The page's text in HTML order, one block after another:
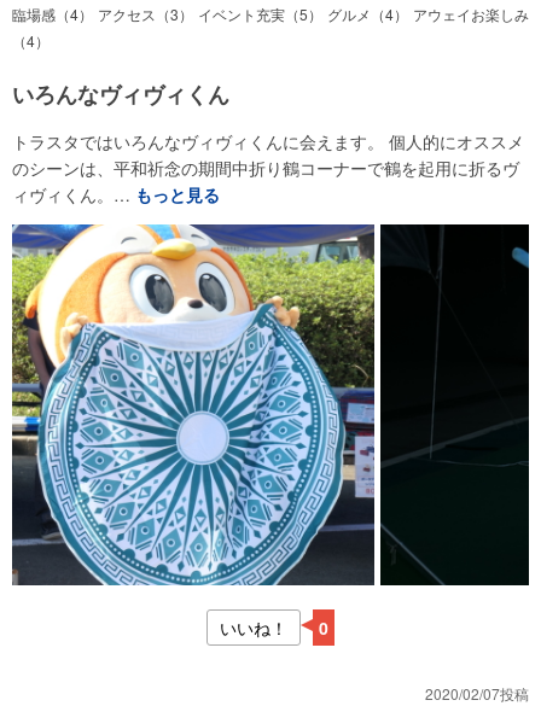
臨場感（4） アクセス（3） イベント充実（5） グルメ（4）
アウェイお楽しみ
（4）
いろんなヴィヴィくん
トラスタではいろんなヴィヴィくんに会えます。 個人的にオススメ
のシーンは、平和祈念の期間中折り鶴コーナーで鶴を起用に折るヴ
ィヴィくん。… もっと見る
いいね！ 0
2020/02/07投稿